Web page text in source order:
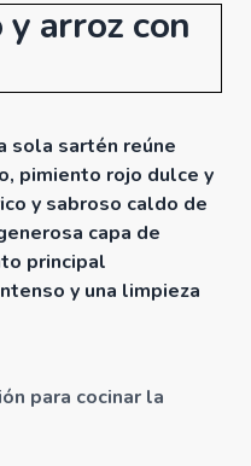
arroz con
sola sartén reúne
pimiento rojo dulce y
y sabroso caldo de
capa de
principal
y una limpieza
para cocinar la